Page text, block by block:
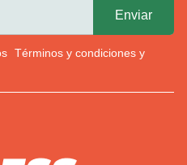
Términos y condiciones y